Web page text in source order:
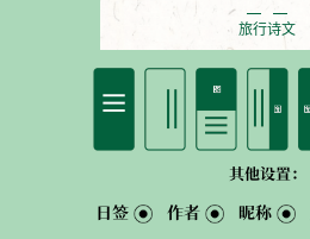
旅行诗文
其他设置：
日签 作者 昵称